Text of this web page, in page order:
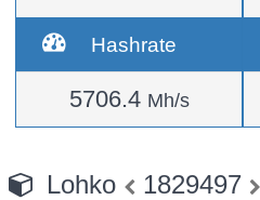
Hashrate
5706.4 Mh/s
Lohko 1829497